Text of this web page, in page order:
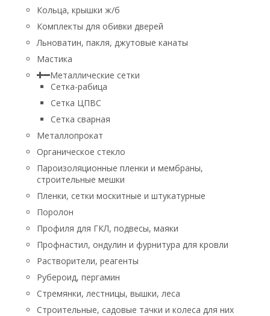
Кольца, крышки ж/б
Комплекты для обивки дверей
Льноватин, пакля, джутовые канаты
Мастика
Металлические сетки
Сетка-рабица
Сетка ЦПВС
Сетка сварная
Металлопрокат
Органическое стекло
Пароизоляционные пленки и мембраны,
строительные мешки
Пленки, сетки москитные и штукатурные
Поролон
Профиля для ГКЛ, подвесы, маяки
Профнастил, ондулин и фурнитура для кровли
Растворители, реагенты
Рубероид, пергамин
Стремянки, лестницы, вышки, леса
Строительные, садовые тачки и колеса для них